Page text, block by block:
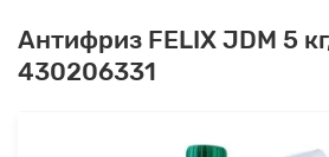
Антифриз FELIX JDM 5
430206331